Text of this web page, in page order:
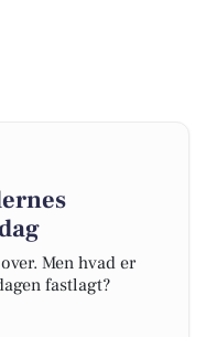
Men hvad er
fastlagt?